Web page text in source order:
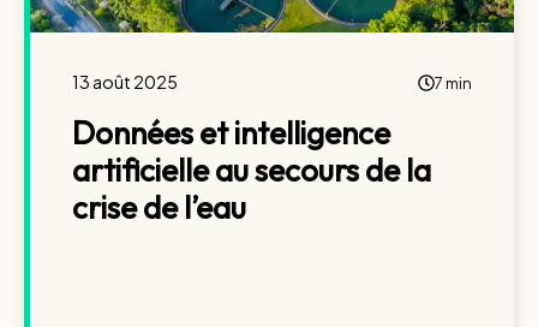
13 août 2025 7 min
Données et intelligence
artificielle au secours de la
crise de l’eau